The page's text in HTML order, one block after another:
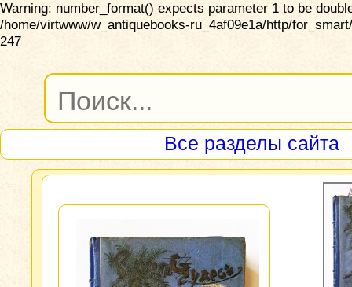
Warning: number_format() expects parameter 1 to be
/home/virtwww/w_antiquebooks-ru_4af09e1a/http/
247
Все разделы сайта